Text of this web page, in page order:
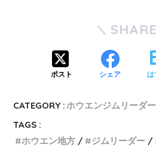
SHARE
ポスト シェア は
CATEGORY : ホウエンジムリーダー
TAGS :
ホウエン地方
ジムリーダー